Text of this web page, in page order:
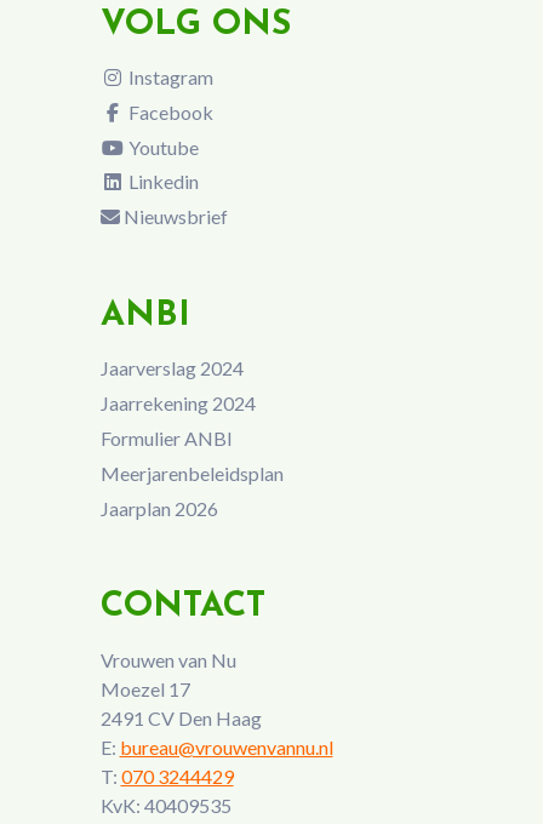
VOLG ONS
Instagram
Facebook
Youtube
Linkedin
Nieuwsbrief
ANBI
Jaarverslag 2024
Jaarrekening 2024
Formulier ANBI
Meerjarenbeleidsplan
Jaarplan 2026
CONTACT
Vrouwen van Nu
Moezel 17
2491 CV Den Haag
E: bureau@vrouwenvannu.nl
T: 070 3244429
KvK: 40409535